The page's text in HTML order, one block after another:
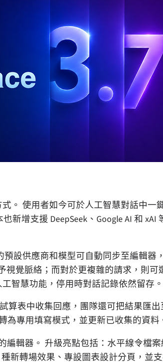
。 使用者如今可於人工智慧對話中一鍵
新增支援 DeepSeek、Google AI 和
設供應商和模型可自動同步至編輯器
覺脈絡；而對於更複雜的請求，則可
智慧功能，停用時對話記錄依然留存。
算表中收集回應，團隊還可把結果匯
為專用填寫模式，並更新已收集的資料
的編輯器。 升級亮點包括：水平線令檔
新轉場效果、專設圖表設計分頁，並